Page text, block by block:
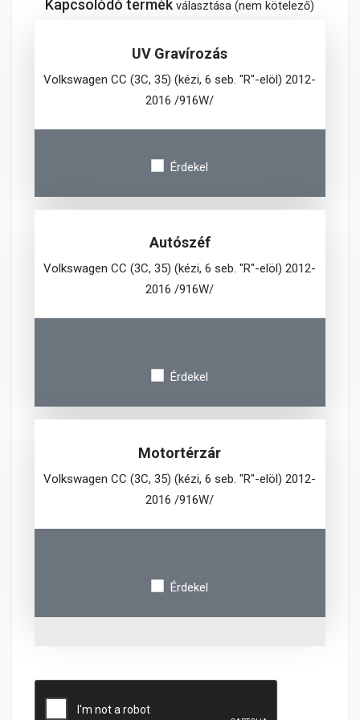
Kapcsolódó termékválasztása (nem kötelező)
UV Gravírozás
Volkswagen CC (3C, 35) (kézi, 6 seb. "R"-elöl) 2012-
2016 /916W/
Érdekel
Autószéf
Volkswagen CC (3C, 35) (kézi, 6 seb. "R"-elöl) 2012-
2016 /916W/
Érdekel
Motortérzár
Volkswagen CC (3C, 35) (kézi, 6 seb. "R"-elöl) 2012-
2016 /916W/
Érdekel